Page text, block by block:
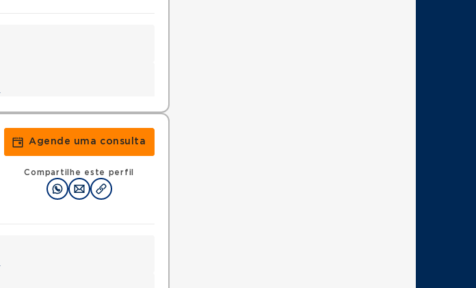
Agende uma consulta
Compartilhe este perfil